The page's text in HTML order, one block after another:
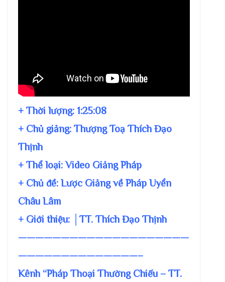
+ Thời lượng: 1:25:08
+ Chủ giảng: Thượng Toạ Thích Đạo
Thịnh
+ Thể loại: Video Giảng Pháp
+ Chủ đề: Lược Giảng về Pháp Uyển
Châu Lâm
+ Giới thiệu: │TT. Thích Đạo Thịnh
————————————————————
——————————————–
Kênh “Pháp Thoại Thường Chiếu – TT.